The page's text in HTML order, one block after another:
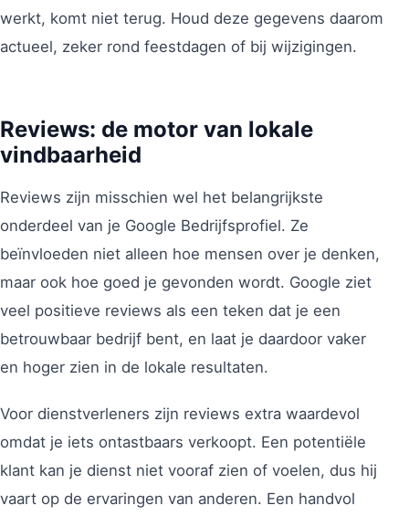
werkt, komt niet terug. Houd deze gegevens daarom
actueel, zeker rond feestdagen of bij wijzigingen.
Reviews: de motor van lokale
vindbaarheid
Reviews zijn misschien wel het belangrijkste
onderdeel van je Google Bedrijfsprofiel. Ze
beïnvloeden niet alleen hoe mensen over je denken,
maar ook hoe goed je gevonden wordt. Google ziet
veel positieve reviews als een teken dat je een
betrouwbaar bedrijf bent, en laat je daardoor vaker
en hoger zien in de lokale resultaten.
Voor dienstverleners zijn reviews extra waardevol
omdat je iets ontastbaars verkoopt. Een potentiële
klant kan je dienst niet vooraf zien of voelen, dus hij
vaart op de ervaringen van anderen. Een handvol